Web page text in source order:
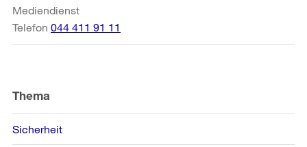
Mediendienst
Telefon 044 411 91 11
Thema
Sicherheit